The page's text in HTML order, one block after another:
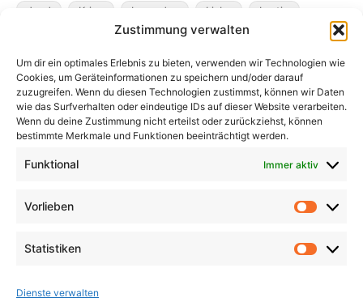
Zustimmung verwalten
Um dir ein optimales Erlebnis zu bieten, verwenden wir Technologien wie
Cookies, um Geräteinformationen zu speichern und/oder darauf
zuzugreifen. Wenn du diesen Technologien zustimmst, können wir Daten
wie das Surfverhalten oder eindeutige IDs auf dieser Website verarbeiten.
Wenn du deine Zustimmung nicht erteilst oder zurückziehst, können
bestimmte Merkmale und Funktionen beeinträchtigt werden.
Funktional Immer aktiv
Vorlieben
Statistiken
Dienste verwalten
Jagd Krieg Legenden Liebe Lustig
Metamorphosen Mord Pakte
Pandemie Pest Rache Rollenspiel Roman
Räuber Satire Schiffe Schräg Tiere
Tod Traum Verlust Verwechselte Identität